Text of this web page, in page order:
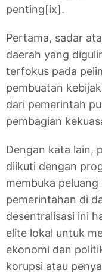
penting[ix].
Pertama, sadar
daerah yang
terfokus pada
pembuatan
dari pemerintah
pembagian
Dengan kata lain,
diikuti dengan
membuka
pemerintahan di
desentralisasi ini
elite lokal untuk
ekonomi dan
korupsi atau